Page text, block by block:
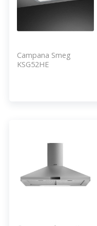
Campana Smeg
KSG52HE